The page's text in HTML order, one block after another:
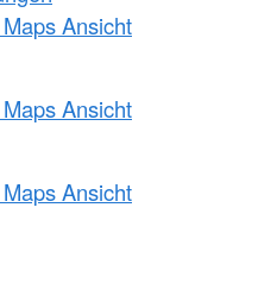
Ansicht
Ansicht
Ansicht